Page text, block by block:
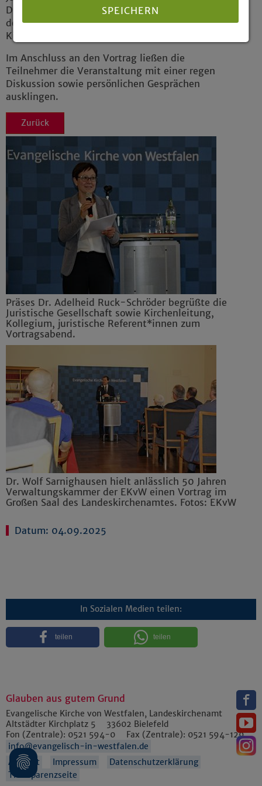
Durchsetzung einer rechtsstaatlich geprägten,
dem Evangelium verpflichteten
Kirchenordnung erwiesen.
Im Anschluss an den Vortrag ließen die
Teilnehmer die Veranstaltung mit einer regen
Diskussion sowie persönlichen Gesprächen
ausklingen.
Zurück
Präses Dr. Adelheid Ruck-Schröder begrüßte die
Juristische Gesellschaft sowie Kirchenleitung,
Kollegium, juristische Referent*innen zum
Vortragsabend.
Dr. Wolf Sarnighausen hielt anlässlich 50 Jahren
Verwaltungskammer der EKvW einen Vortrag im
Großen Saal des Landeskirchenamtes. Fotos: EKvW
Datum: 04.09.2025
In Sozialen Medien teilen:
teilen teilen
Glauben aus gutem Grund
Evangelische Kirche von Westfalen, Landeskirchenamt
Altstädter Kirchplatz 5
33602 Bielefeld
Fon (Zentrale): 0521 594-0 Fax (Zentrale): 0521 594-129
info@evangelisch-in-westfalen.de
Anfahrt
Impressum
Datenschutzerklärung
Transparenzseite
SPEICHERN
Impressum|Datenschutz